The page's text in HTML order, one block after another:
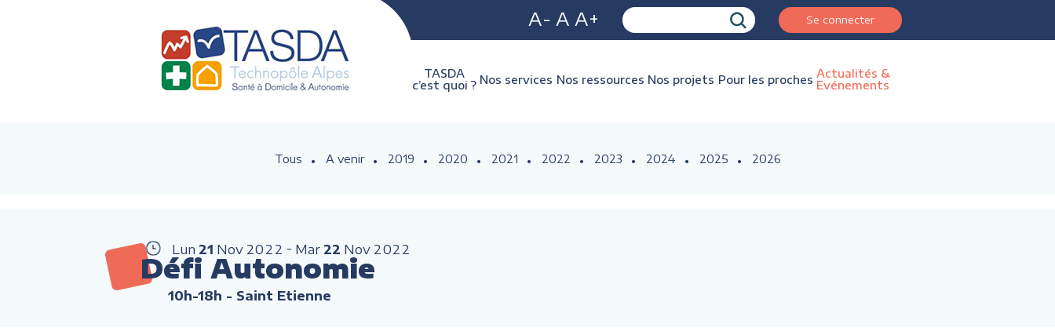
A- A A+ Se connecter
TASDA
c’est quoi ? Nos services Nos ressources Nos projets Pour les proches Actualités &
Evénements
Tous A venir 2019 2020 2021 2022 2023 2024 2025 2026
Lun 21 Nov 2022 Mar 22 Nov 2022
Défi Autonomie
10h-18h - Saint Etienne